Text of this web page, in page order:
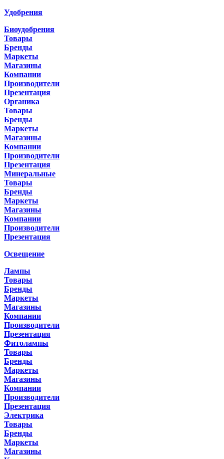
Удобрения
Биоудобрения
Товары
Бренды
Маркеты
Магазины
Компании
Производители
Презентация
Органика
Товары
Бренды
Маркеты
Магазины
Компании
Производители
Презентация
Минеральные
Товары
Бренды
Маркеты
Магазины
Компании
Производители
Презентация
Освещение
Лампы
Товары
Бренды
Маркеты
Магазины
Компании
Производители
Презентация
Фитолампы
Товары
Бренды
Маркеты
Магазины
Компании
Производители
Презентация
Электрика
Товары
Бренды
Маркеты
Магазины